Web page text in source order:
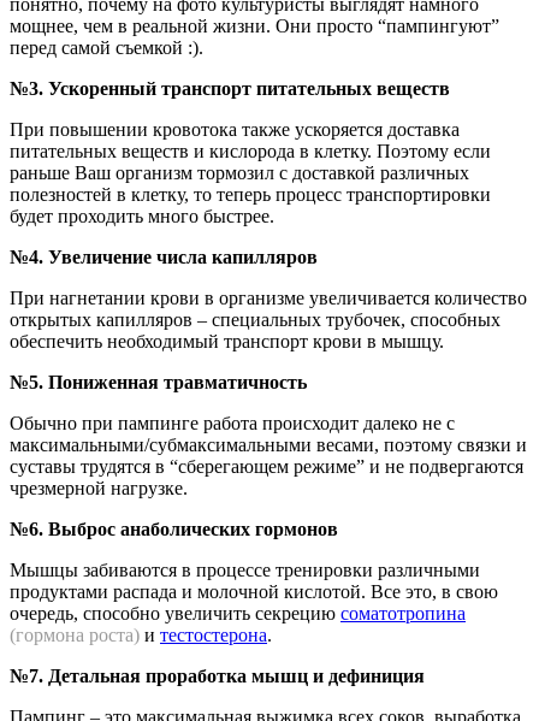
мощнее, чем в реальной жизни. Они просто “пампингуют”
перед самой съемкой :).
№3. Ускоренный транспорт питательных веществ
При повышении кровотока также ускоряется доставка
питательных веществ и кислорода в клетку. Поэтому если
раньше Ваш организм тормозил с доставкой различных
полезностей в клетку, то теперь процесс транспортировки
будет проходить много быстрее.
№4. Увеличение числа капилляров
При нагнетании крови в организме увеличивается количество
открытых капилляров – специальных трубочек, способных
обеспечить необходимый транспорт крови в мышцу.
№5. Пониженная травматичность
Обычно при пампинге работа происходит далеко не с
максимальными/субмаксимальными весами, поэтому связки и
суставы трудятся в “сберегающем режиме” и не подвергаются
чрезмерной нагрузке.
№6. Выброс анаболических гормонов
Мышцы забиваются в процессе тренировки различными
продуктами распада и молочной кислотой. Все это, в свою
очередь, способно увеличить секрецию соматотропина
(гормона роста) и тестостерона.
№7. Детальная проработка мышц и дефиниция
Пампинг – это максимальная выжимка всех соков, выработка